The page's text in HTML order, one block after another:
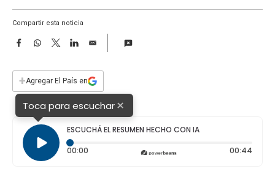
Compartir esta noticia
F
e
b
o
o
W
s
p
p
T
w
t
r
L
I
n
E
i
l
+Agregar El País en
Toca para escuchar×
ESCUCHÁ EL RESUMEN HECHO CON IA
00:00 Tiempo transcurrido: 0 segundos 00:44